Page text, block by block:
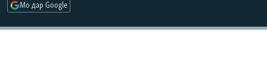
Мо дар Google